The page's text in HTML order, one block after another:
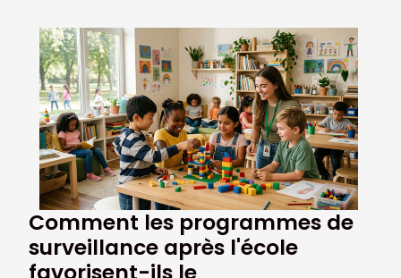
Comment les programmes de
surveillance après l'école
favorisent-ils le